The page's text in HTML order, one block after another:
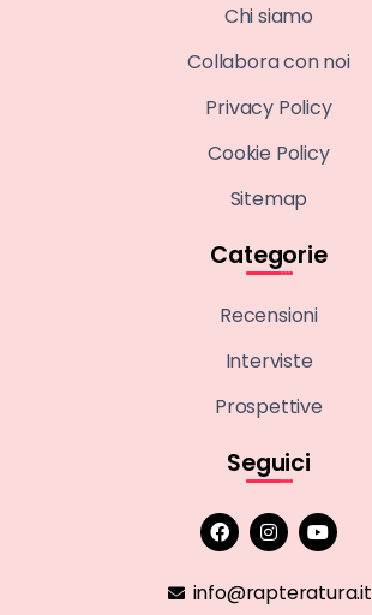
Chi siamo
Collabora con noi
Privacy Policy
Cookie Policy
Sitemap
Categorie
Recensioni
Interviste
Prospettive
Seguici
info@rapteratura.it